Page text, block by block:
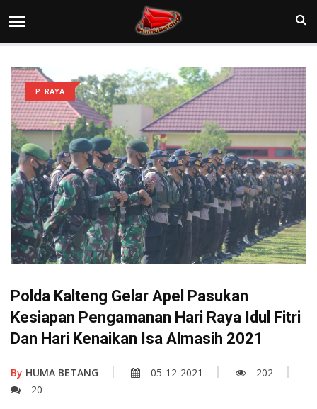
P. RAYA
Polda Kalteng Gelar Apel Pasukan
Kesiapan Pengamanan Hari Raya Idul Fitri
Dan Hari Kenaikan Isa Almasih 2021
By HUMA BETANG 05-12-2021
202
20